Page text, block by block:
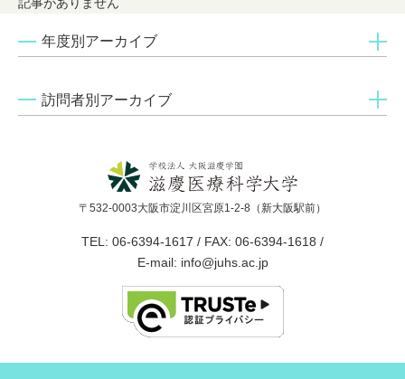
年度別アーカイブ
訪問者別アーカイブ
〒532-0003大阪市淀川区宮原1-2-8（新大阪駅前）
TEL: 06-6394-1617 / FAX: 06-6394-1618 /
E-mail: info@juhs.ac.jp